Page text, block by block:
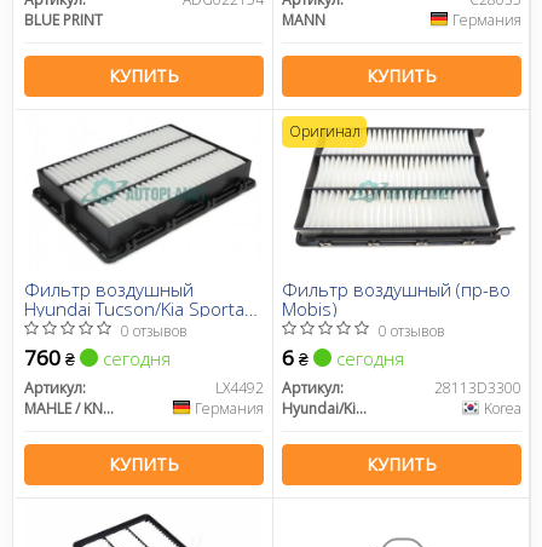
BLUE PRINT
КУПИТЬ
MANN
Германия
КУПИТЬ
Фильтр воздушный
Hyundai Tucson/Kia Sportage
1.6GDi/2.0 15-0 отзывов
760 ₴ сегодня
Артикул:
LX4492
MAHLE / KNECHT
Германия
КУПИТЬ
Фильтр воздушный (пр-во
Mobis)
0 отзывов
6 ₴ сегодня
Артикул:
28113D3300
Hyundai/Kia/Mobis
Korea
КУПИТЬ
Оригинал